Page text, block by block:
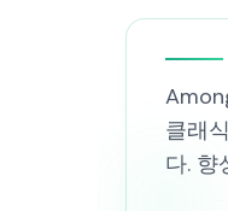
클래
다. 향